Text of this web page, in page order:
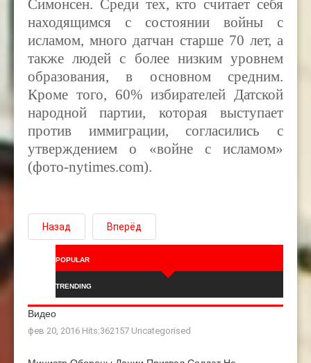
Симонсен. Среди тех, кто считает себя
находящимся с состоянии войны с
исламом, много датчан старше 70 лет, а
также людей с более низким уровнем
образования, в основном средним.
Кроме того, 60%избирателей Датской
народной партии, которая выступает
против иммиграции, согласились с
утверждением о «войне с исламом»
(фото-nytimes.com).
Назад Вперёд
POPULAR
TRENDING
Видео
фев 20, 2016 Hits:362157 Uncategorised